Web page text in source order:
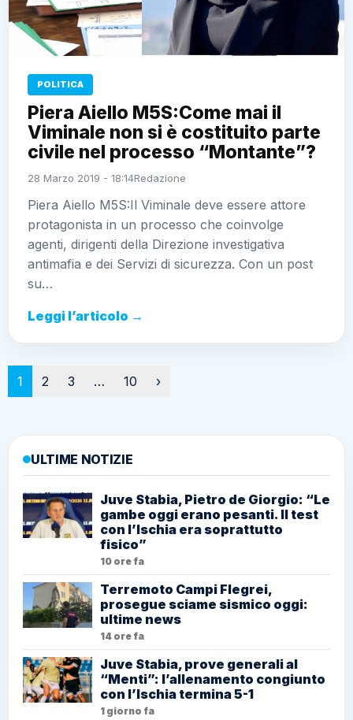
POLITICA
Piera Aiello M5S:Come mai il
Viminale non si è costituito parte
civile nel processo “Montante”?
28 Marzo 2019 - 18:14Redazione
Piera Aiello M5S:Il Viminale deve essere attore
protagonista in un processo che coinvolge
agenti, dirigenti della Direzione investigativa
antimafia e dei Servizi di sicurezza. Con un post
su…
Leggi l’articolo →
Paginazione
1 2 3 … 10 ›
ULTIME NOTIZIE
Juve Stabia, Pietro de Giorgio: “Le
gambe oggi erano pesanti. Il test
con l’Ischia era soprattutto
fisico”
10 ore fa
Terremoto Campi Flegrei,
prosegue sciame sismico oggi:
ultime news
14 ore fa
Juve Stabia, prove generali al
“Menti”: l’allenamento congiunto
con l’Ischia termina 5-1
1 giorno fa